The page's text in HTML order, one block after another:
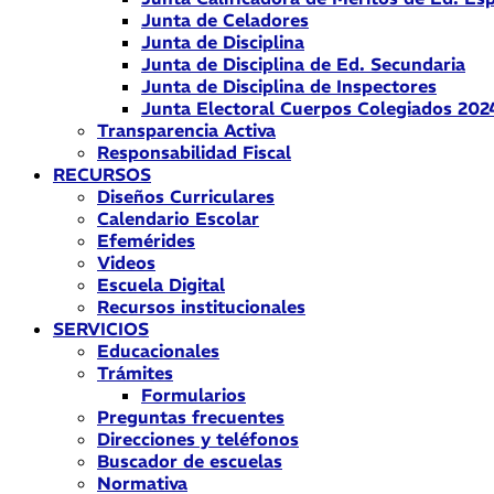
Junta de Celadores
Junta de Disciplina
Junta de Disciplina de Ed. Secundaria
Junta de Disciplina de Inspectores
Junta Electoral Cuerpos Colegiados
Transparencia Activa
Responsabilidad Fiscal
RECURSOS
Diseños Curriculares
Calendario Escolar
Efemérides
Videos
Escuela Digital
Recursos institucionales
SERVICIOS
Educacionales
Trámites
Formularios
Preguntas frecuentes
Direcciones y teléfonos
Buscador de escuelas
Normativa